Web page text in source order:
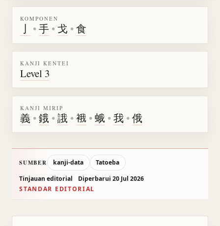
KOMPONEN
亅 •手 •戈 •食
KANJI KENTEI
Level 3
KANJI MIRIP
義 •鋨 •誐 • 𧚄 •蛾 •我 •俄
SUMBER kanji-data
Tatoeba
Tinjauan editorial
Diperbarui 20 Jul 2026
STANDAR EDITORIAL